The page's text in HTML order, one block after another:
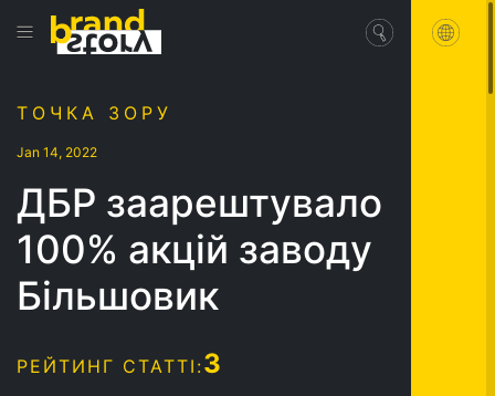
ТОЧКА ЗОРУ
Jan 14, 2022
ДБР заарештувало
100% акцій заводу
Більшовик
РЕЙТИНГ СТАТТІ:3